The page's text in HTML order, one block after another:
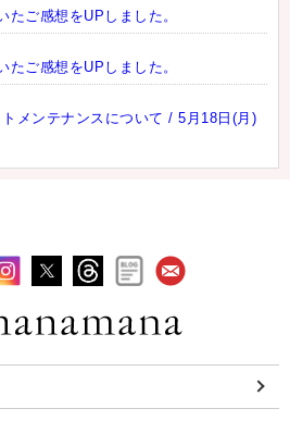
たご感想をUPしました。
たご感想をUPしました。
メンテナンスについて / 5月18日(月)